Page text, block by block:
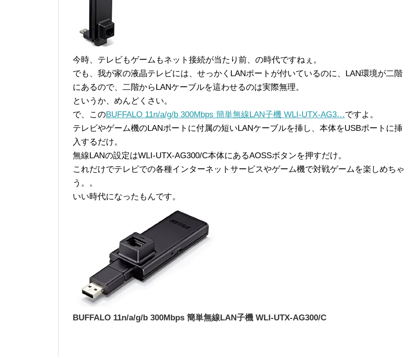
今時、テレビもゲームもネット接続が当たり前、の時代ですねぇ。
でも、我が家の液晶テレビには、せっかくLANポートが付いているのに、LAN環境が二階
にあるので、二階からLANケーブルを這わせるのは実際無理。
というか、めんどくさい。
で、このBUFFALO 11n/a/g/b 300Mbps 簡単無線LAN子機 WLI-UTX-AG3…ですよ。
テレビやゲーム機のLANポートに付属の短いLANケーブルを挿し、本体をUSBポートに挿
入するだけ。
無線LANの設定はWLI-UTX-AG300/C本体にあるAOSSボタンを押すだけ。
これだけでテレビでの各種インターネットサービスやゲーム機で対戦ゲームを楽しめちゃ
う。。
いい時代になったもんです。
BUFFALO 11n/a/g/b 300Mbps 簡単無線LAN子機 WLI-UTX-AG300/C